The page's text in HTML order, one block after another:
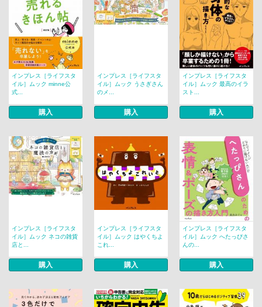
インプレス［ライフスタ
イル］ムック minne公
式...
購入
インプレス［ライフスタ
イル］ムック うさぎさん
のメ...
購入
インプレス［ライフスタ
イル］ムック 最高のイラ
スト...
購入
インプレス［ライフスタ
イル］ムック ネコの雑貨
店と...
購入
インプレス［ライフスタ
イル］ムック はやくちよ
これ...
購入
インプレス［ライフスタ
イル］ムック へたっぴさ
んの...
購入